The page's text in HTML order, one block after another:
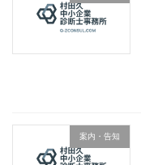
案内・告知